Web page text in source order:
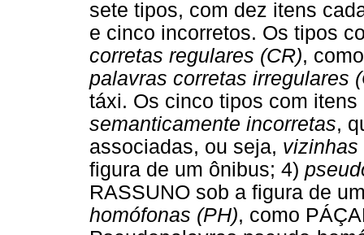
sete tipos, com dez itens
e cinco incorretos. Os tipos
corretas regulares (CR),
palavras corretas irregulares
táxi. Os cinco tipos com
semanticamente incorretas,
associadas, ou seja, vizinhas
figura de um ônibus; 4)
RASSUNO sob a figura de
homófonas (PH), como